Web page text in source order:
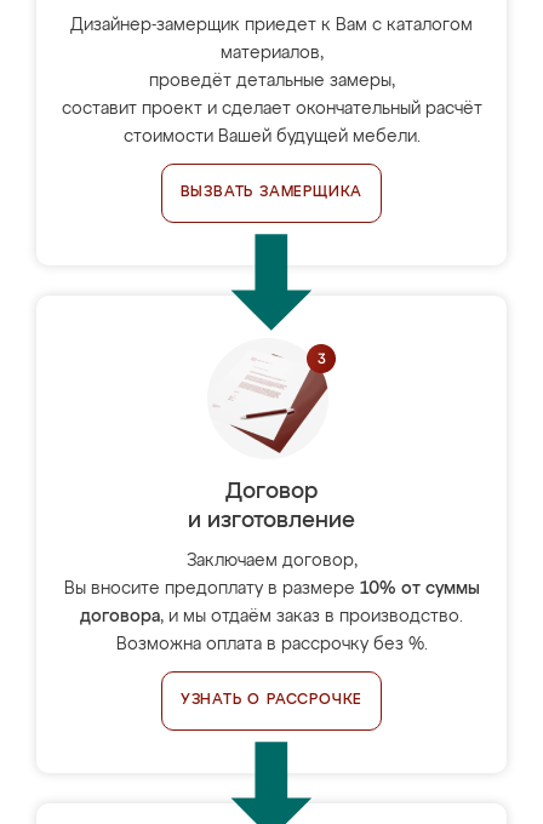
Дизайнер-замерщик приедет к Вам с каталогом
материалов,
проведёт детальные замеры,
составит проект и сделает окончательный расчёт
стоимости Вашей будущей мебели.
ВЫЗВАТЬ ЗАМЕРЩИКА
Договор
и изготовление
Заключаем договор,
Вы вносите предоплату в размере 10% от суммы
договора, и мы отдаём заказ в производство.
Возможна оплата в рассрочку без %.
УЗНАТЬ О РАССРОЧКЕ